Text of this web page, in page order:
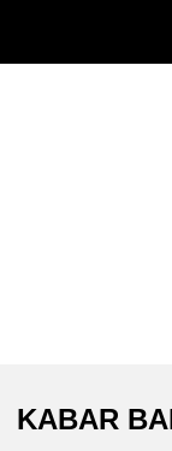
KABAR